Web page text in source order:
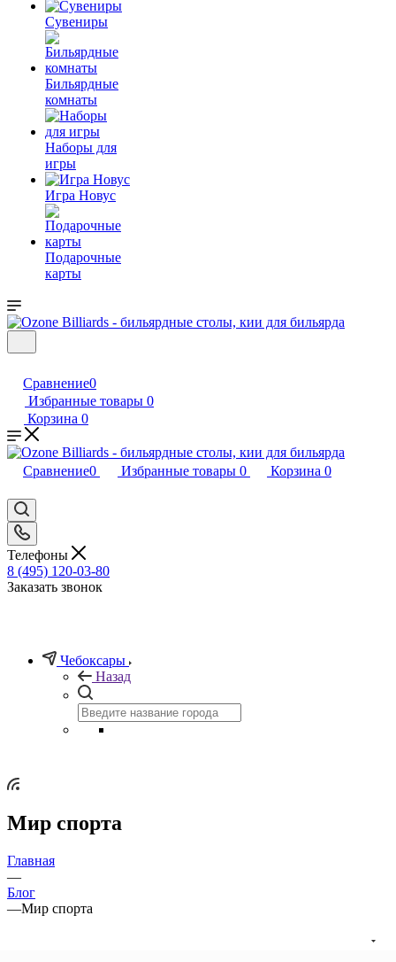
Сувениры
Бильярдные
комнаты
Наборы для
игры
Игра Новус
Подарочные
карты
Сравнение0
Избранные товары 0
Корзина 0
Сравнение0 Избранные товары 0 Корзина 0
Телефоны
8 (495) 120-03-80
Заказать звонок
Чебоксары
Назад
Мир спорта
Главная
—
Блог
—Мир спорта